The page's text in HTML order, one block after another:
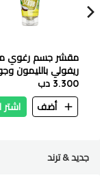
مقشر جسم رغوي
ريفولي بالليمون
الهند ونعناع 200 مل
3.300 دب
أضف
اشتر
جديد & ترند